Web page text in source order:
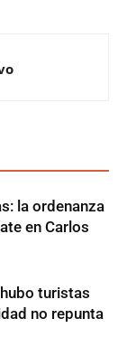
la ordenanza
en Carlos
turistas
no repunta